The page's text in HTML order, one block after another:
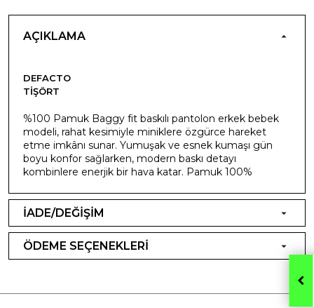
AÇIKLAMA
DEFACTO
TIŞÖRT
%100 Pamuk Baggy fit baskılı pantolon erkek bebek
modeli, rahat kesimiyle miniklere özgürce hareket
etme imkânı sunar. Yumuşak ve esnek kumaşı gün
boyu konfor sağlarken, modern baskı detayı
kombinlere enerjik bir hava katar. Pamuk 100%
İADE/DEĞİŞİM
ÖDEME SEÇENEKLERİ